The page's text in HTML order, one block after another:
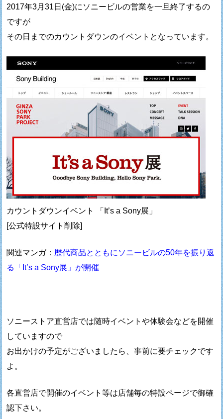
2017年3月31日(金)にソニービルの営業を一旦終了するの
ですが
その日までのカウントダウンのイベントとなっています。
カウントダウンイベント 「It’s a Sony展」
[公式特設サイト削除]
関連マンガ： 歴代商品とともにソニービルの50年を振り返
る「It’s a Sony展」が開催
ソニーストア直営店では随時イベントや体験会などを開催
していますので
お出かけの予定がございましたら、事前に要チェックです
よ。
各直営店で開催のイベント等は店舗毎の特設ページで御確
認下さい。